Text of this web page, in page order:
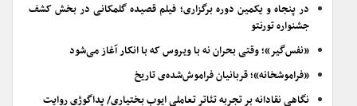
در پنجاه و یکمین دوره برگزاری؛ فیلم قصیده گلمکانی در بخش کشف
جشنواره تورنتو
«نفس‌گیر»؛ وقتی بحران نه با ویروس که با انکار آغاز می‌شود
«فراموشخانه»؛ قربانیان فراموش‌شده‌ی تاریخ
نگاهی نقادانه بر تجربه تئاتر تعاملی ایوب بختیاری/ پداگوژی روایت